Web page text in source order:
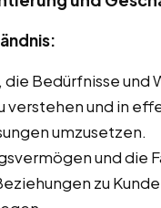
die Bedürfnisse und
verstehen und in
umzusetzen.
und die
zu